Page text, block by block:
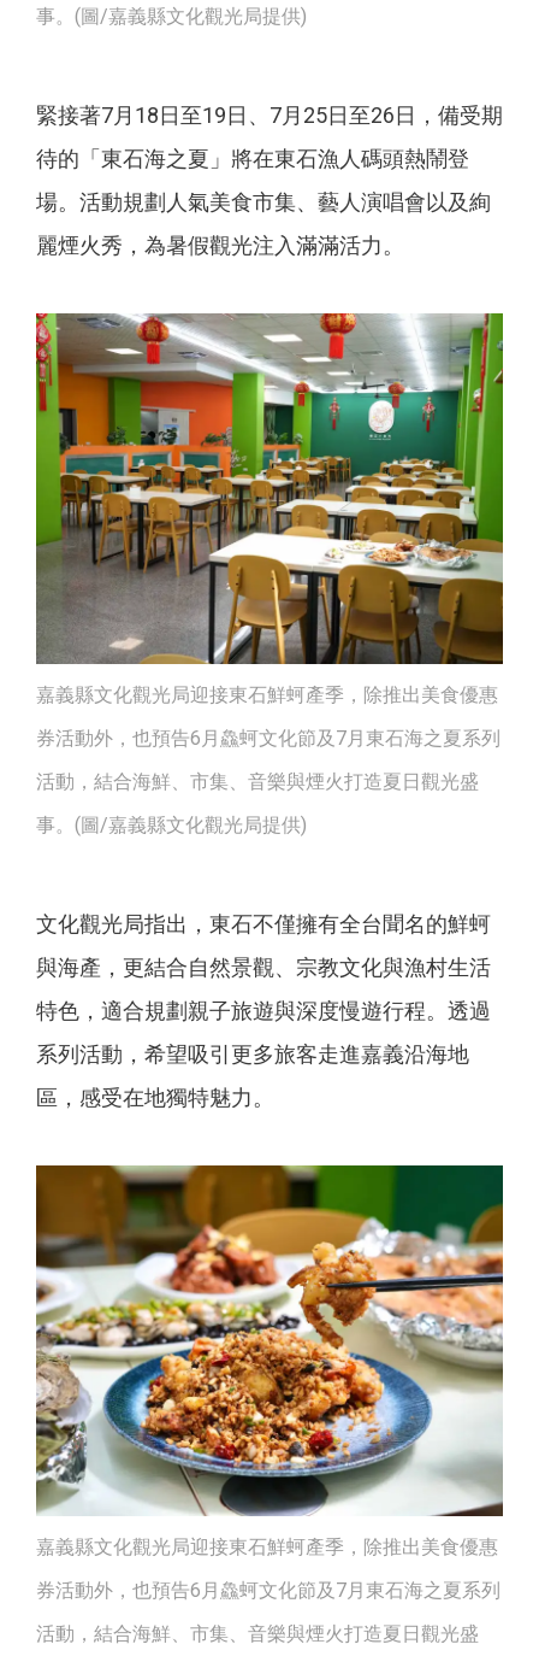
事。(圖/嘉義縣文化觀光局提供)
緊接著7月18日至19日、7月25日至26日，備受期
待的「東石海之夏」將在東石漁人碼頭熱鬧登
場。活動規劃人氣美食市集、藝人演唱會以及絢
麗煙火秀，為暑假觀光注入滿滿活力。
嘉義縣文化觀光局迎接東石鮮蚵產季，除推出美食優惠
券活動外，也預告6月鱻蚵文化節及7月東石海之夏系列
活動，結合海鮮、市集、音樂與煙火打造夏日觀光盛
事。(圖/嘉義縣文化觀光局提供)
文化觀光局指出，東石不僅擁有全台聞名的鮮蚵
與海產，更結合自然景觀、宗教文化與漁村生活
特色，適合規劃親子旅遊與深度慢遊行程。透過
系列活動，希望吸引更多旅客走進嘉義沿海地
區，感受在地獨特魅力。
嘉義縣文化觀光局迎接東石鮮蚵產季，除推出美食優惠
券活動外，也預告6月鱻蚵文化節及7月東石海之夏系列
活動，結合海鮮、市集、音樂與煙火打造夏日觀光盛